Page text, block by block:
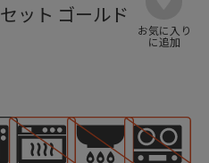
ット ゴールド